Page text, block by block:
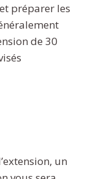
préparer les
de 30
un